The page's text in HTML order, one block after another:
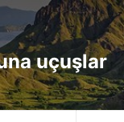
uçuşlar